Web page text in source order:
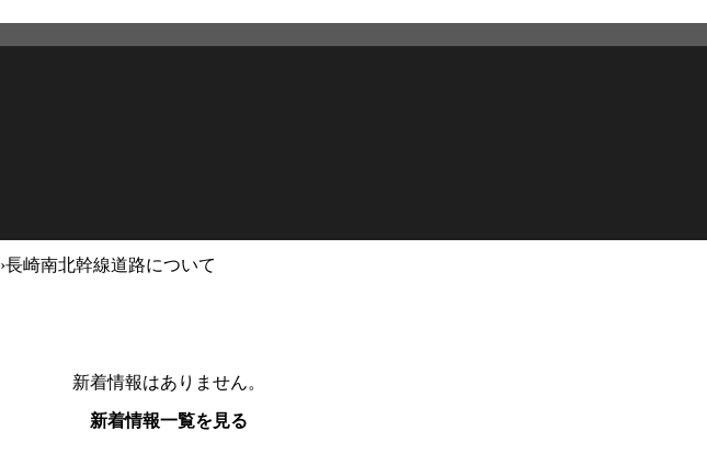
›長崎南北幹線道路について
新着情報はありません。
新着情報一覧を見る